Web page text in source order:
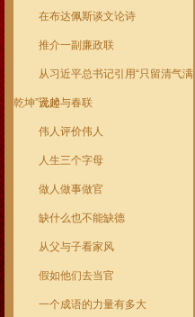
在布达佩斯谈文论诗
推介一副廉政联
从习近平总书记引用“只留清气满
乾坤”说起元帅与春联
伟人评价伟人
人生三个字母
做人做事做官
缺什么也不能缺德
从父与子看家风
假如他们去当官
一个成语的力量有多大